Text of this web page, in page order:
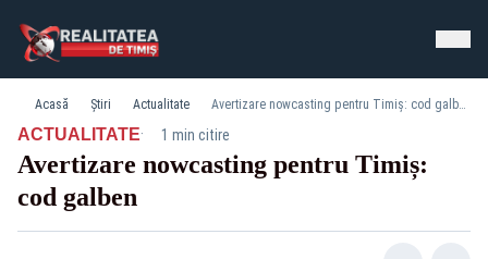
Acasă Știri Actualitate Avertizare nowcasting pentru Timiș: cod galben
ACTUALITATE· 1 min citire
Avertizare nowcasting pentru Timiș:
cod galben